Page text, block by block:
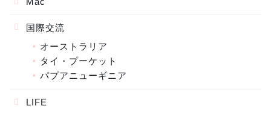
国際交流
オーストラリア
タイ・プーケット
パプアニューギニア
LIFE